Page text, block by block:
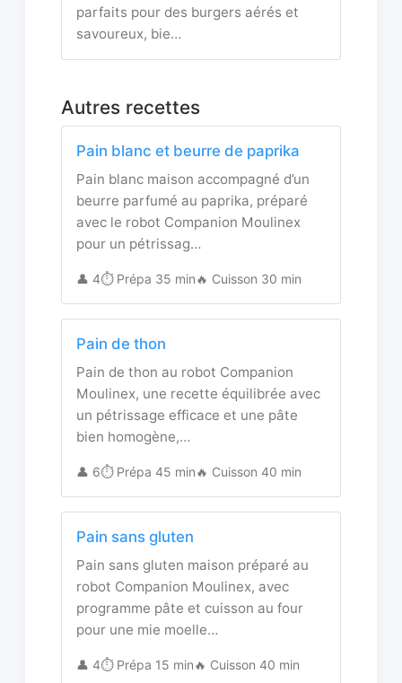
parfaits pour des burgers aérés et
savoureux, bie…
Autres recettes
Pain blanc et beurre de paprika
Pain blanc maison accompagné d’un
beurre parfumé au paprika, préparé
avec le robot Companion Moulinex
pour un pétrissag…
👤 4⏱️ Prépa 35 min🔥 Cuisson 30 min
Pain de thon
Pain de thon au robot Companion
Moulinex, une recette équilibrée avec
un pétrissage efficace et une pâte
bien homogène,…
👤 6⏱️ Prépa 45 min🔥 Cuisson 40 min
Pain sans gluten
Pain sans gluten maison préparé au
robot Companion Moulinex, avec
programme pâte et cuisson au four
pour une mie moelle…
👤 4⏱️ Prépa 15 min🔥 Cuisson 40 min